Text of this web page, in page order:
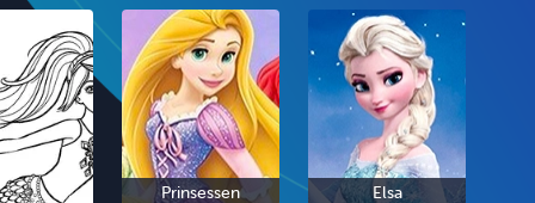
Prinsessen Elsa